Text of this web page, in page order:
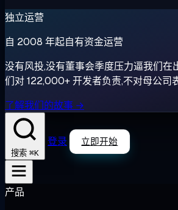
独立运营
自 2008 年起自有资金运营
没有风投,没有董事会季度压力逼我们在
们对 122,000+ 开发者负责,不对母公司
了解我们的故事 →
搜索 ⌘K
登录 立即开始
产品